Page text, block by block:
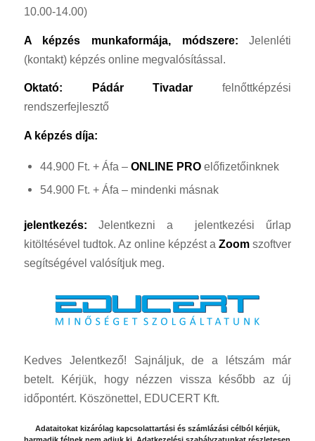
10.00-14.00)
A képzés munkaformája, módszere: Jelenléti
(kontakt) képzés online megvalósítással.
Oktató: Pádár Tivadar felnőttképzési
rendszerfejlesztő
A képzés díja:
44.900 Ft. + Áfa – ONLINE PROelőfizetőinknek
54.900 Ft. + Áfa – mindenki másnak
jelentkezés: Jelentkezni a jelentkezési űrlap
kitöltésével tudtok. Az online képzést aZoom szoftver
segítségével valósítjuk meg.
Kedves Jelentkező! Sajnáljuk, de a létszám már
betelt. Kérjük, hogy nézzen vissza később az új
időpontért. Köszönettel, EDUCERT Kft.
Adataitokat kizárólag kapcsolattartási és számlázási célból kérjük,